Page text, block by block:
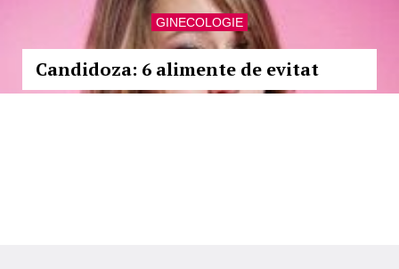
GINECOLOGIE
Candidoza: 6 alimente de evitat